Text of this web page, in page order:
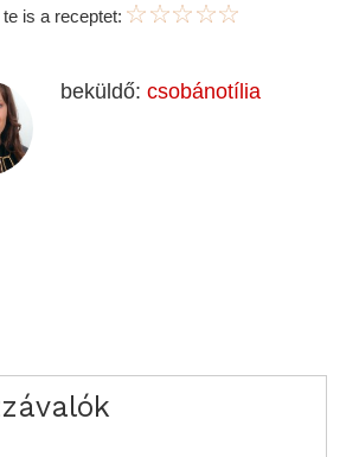
is a receptet:
beküldő: csobánotília